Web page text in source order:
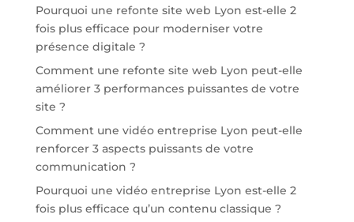
Pourquoi une refonte site web Lyon est-elle 2
fois plus efficace pour moderniser votre
présence digitale ?
Comment une refonte site web Lyon peut-elle
améliorer 3 performances puissantes de votre
site ?
Comment une vidéo entreprise Lyon peut-elle
renforcer 3 aspects puissants de votre
communication ?
Pourquoi une vidéo entreprise Lyon est-elle 2
fois plus efficace qu’un contenu classique ?